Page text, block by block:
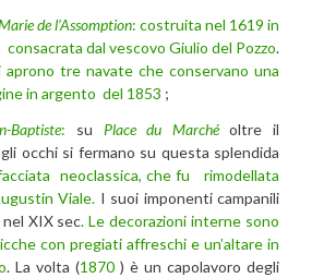
de l’Assomption: costruita nel 1619 in
dal vescovo Giulio del Pozzo.
aprono tre navate che conservano una
in argento del 1853 ;
Baptiste: su Place du Marchéoltre il
occhi si fermano su questa splendida
neoclassica, che fu rimodellata
Viale. I suoi imponenti campanili
XIX sec. Le decorazioni interne sono
con pregiati affreschi e un’altare in
. La volta (1870 ) è un capolavoro degli